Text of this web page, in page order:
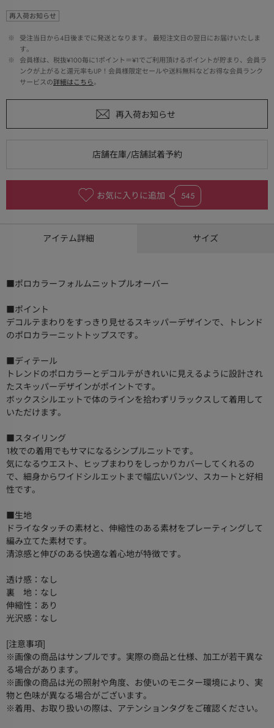
再入荷お知らせ
※
受注当日から4日後までに発送となります。 最短注文日の翌日にお届けいたしま
す。
※
会員様は、税抜¥100毎に1ポイント＝¥1でご利用頂けるポイントが貯まり、会員ラ
ンクが上がると還元率もUP！会員様限定セールや送料無料などお得な会員ランク
サービスの詳細はこちら。
お気に入りに追加 545
アイテム詳細 サイズ
■ポロカラーフォルムニットプルオーバー
■ポイント
デコルテまわりをすっきり見せるスキッパーデザインで、トレンド
のポロカラーニットトップスです。
■ディテール
トレンドのポロカラーとデコルテがきれいに見えるように設計され
たスキッパーデザインがポイントです。
ボックスシルエットで体のラインを拾わずリラックスして着用して
いただけます。
■スタイリング
1枚での着用でもサマになるシンプルニットです。
気になるウエスト、ヒップまわりをしっかりカバーしてくれるの
で、細身からワイドシルエットまで幅広いパンツ、スカートと好相
性です。
■生地
ドライなタッチの素材と、伸縮性のある素材をプレーティングして
編み立てた素材です。
清涼感と伸びのある快適な着心地が特徴です。
透け感：なし
裏 地：なし
伸縮性：あり
光沢感：なし
[注意事項]
※画像の商品はサンプルです。実際の商品と仕様、加工が若干異な
る場合があります。
※画像の商品は光の照射や角度、お使いのモニター環境により、実
物と色味が異なる場合がございます。
※着用、お取り扱いの際は、アテンションタグをご確認ください。